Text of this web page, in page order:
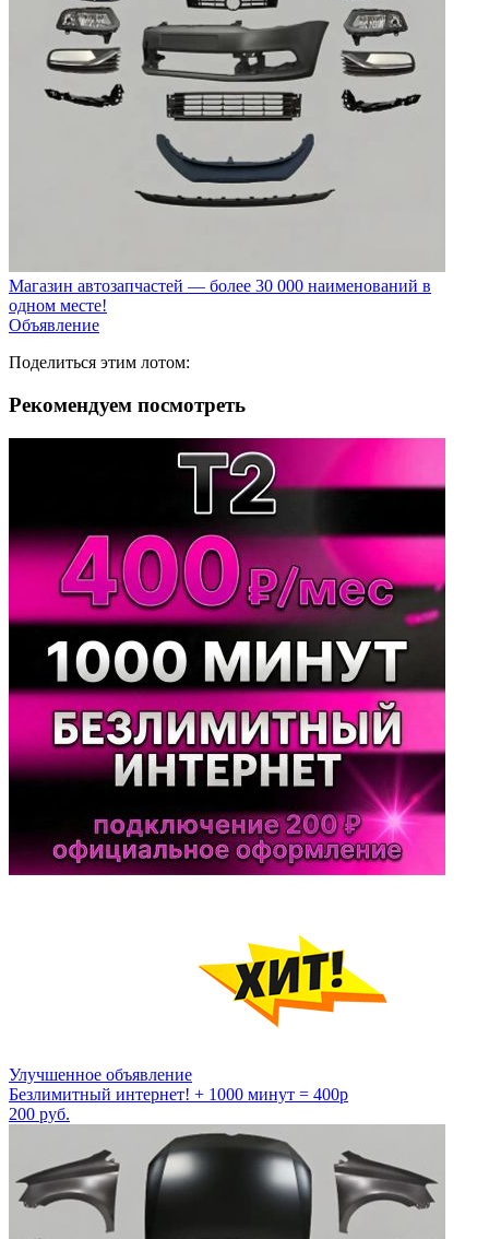
Магазин автозапчастей — более 30 000 наименований в
одном месте!
Объявление
Поделиться этим лотом:
Рекомендуем посмотреть
Улучшенное объявление
Безлимитный интернет! + 1000 минут = 400р
200 руб.